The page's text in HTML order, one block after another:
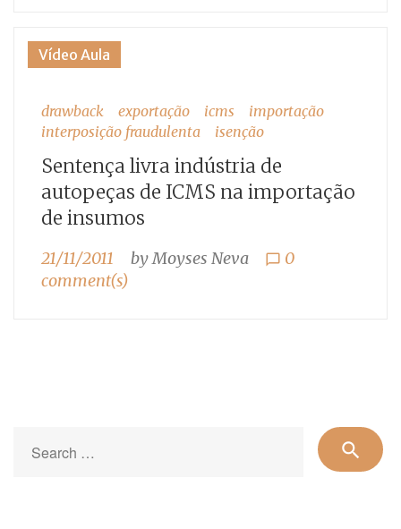
Vídeo Aula
drawback exportação icms
importação
interposição fraudulenta
isenção
Sentença livra indústria de
autopeças de ICMS na importação
de insumos
21/11/2011 byMoyses Neva chat_bubble_outline 0
comment(s)
for:
search